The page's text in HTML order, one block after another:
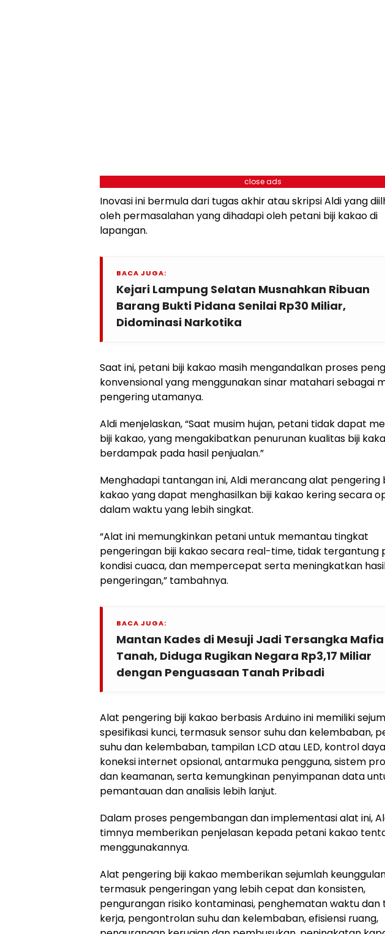
close ads
Inovasi ini bermula dari tugas akhir atau skripsi Aldi yang
oleh permasalahan yang dihadapi oleh petani biji kakao di
lapangan.
BACA JUGA:
Kejari Lampung Selatan Musnahkan Ribuan
Barang Bukti Pidana Senilai Rp30 Miliar,
Didominasi Narkotika
Saat ini, petani biji kakao masih mengandalkan proses
konvensional yang menggunakan sinar matahari sebagai
pengering utamanya.
Aldi menjelaskan, “Saat musim hujan, petani tidak dapat
biji kakao, yang mengakibatkan penurunan kualitas biji
berdampak pada hasil penjualan.”
Menghadapi tantangan ini, Aldi merancang alat pengering
kakao yang dapat menghasilkan biji kakao kering secara
dalam waktu yang lebih singkat.
“Alat ini memungkinkan petani untuk memantau tingkat
pengeringan biji kakao secara real-time, tidak tergantung
kondisi cuaca, dan mempercepat serta meningkatkan
pengeringan,” tambahnya.
BACA JUGA:
Mantan Kades di Mesuji Jadi Tersangka Mafia
Tanah, Diduga Rugikan Negara Rp3,17 Miliar
dengan Penguasaan Tanah Pribadi
Alat pengering biji kakao berbasis Arduino ini memiliki
spesifikasi kunci, termasuk sensor suhu dan kelembaban,
suhu dan kelembaban, tampilan LCD atau LED, kontrol
koneksi internet opsional, antarmuka pengguna, sistem
dan keamanan, serta kemungkinan penyimpanan data
pemantauan dan analisis lebih lanjut.
Dalam proses pengembangan dan implementasi alat ini,
timnya memberikan penjelasan kepada petani kakao
menggunakannya.
Alat pengering biji kakao memberikan sejumlah
termasuk pengeringan yang lebih cepat dan konsisten,
pengurangan risiko kontaminasi, penghematan waktu dan
kerja, pengontrolan suhu dan kelembaban, efisiensi ruang,